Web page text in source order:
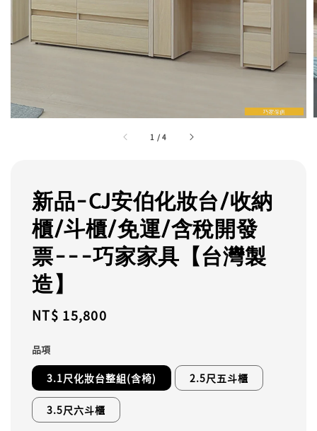
1 /4
新品-CJ安伯化妝台/收納
櫃/斗櫃/免運/含稅開發
票---巧家家具【台灣製
造】
Regular
NT$ 15,800
品項
3.1尺化妝台整組(含椅) 2.5尺五斗櫃
3.5尺六斗櫃